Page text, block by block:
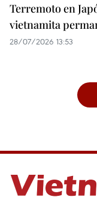
Terremoto en
vietnamita
28/07/2026 13:53